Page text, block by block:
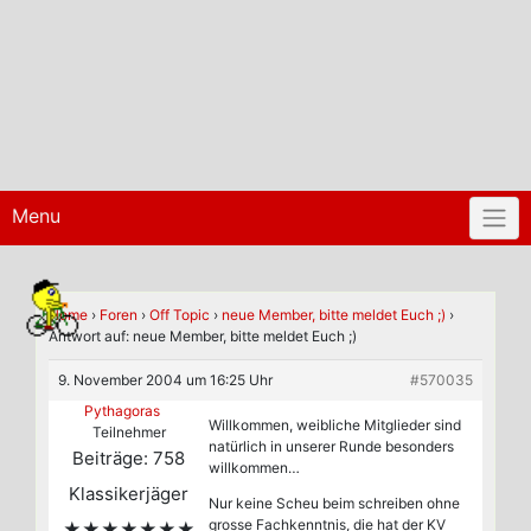
Menu
Home › Foren › Off Topic › neue Member, bitte meldet Euch ;) ›
Antwort auf: neue Member, bitte meldet Euch ;)
9. November 2004 um 16:25 Uhr
#570035
Pythagoras
Teilnehmer
Beiträge: 758
Klassikerjäger
Willkommen, weibliche Mitglieder sind
natürlich in unserer Runde besonders
willkommen…
Nur keine Scheu beim schreiben ohne
grosse Fachkenntnis, die hat der KV